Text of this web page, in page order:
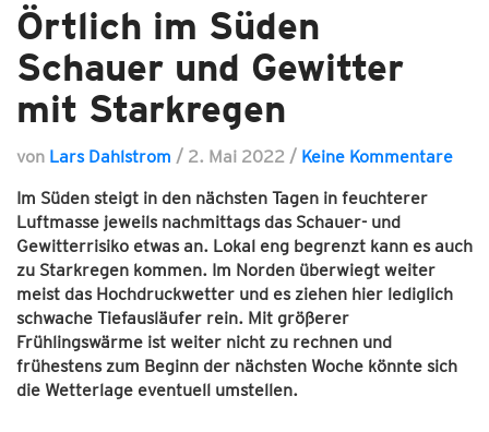
Örtlich im Süden
Schauer und Gewitter
mit Starkregen
von Lars Dahlstrom / 2. Mai 2022 / Keine Kommentare
Im Süden steigt in den nächsten Tagen in feuchterer
Luftmasse jeweils nachmittags das Schauer- und
Gewitterrisiko etwas an. Lokal eng begrenzt kann es auch
zu Starkregen kommen. Im Norden überwiegt weiter
meist das Hochdruckwetter und es ziehen hier lediglich
schwache Tiefausläufer rein. Mit größerer
Frühlingswärme ist weiter nicht zu rechnen und
frühestens zum Beginn der nächsten Woche könnte sich
die Wetterlage eventuell umstellen.